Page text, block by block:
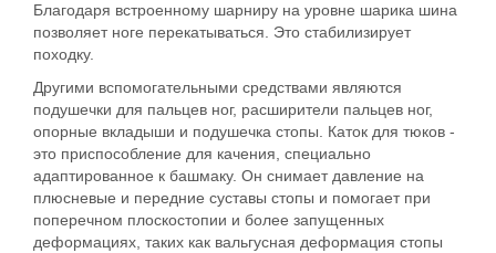
Благодаря встроенному шарниру на уровне шарика шина
позволяет ноге перекатываться. Это стабилизирует
походку.
Другими вспомогательными средствами являются
подушечки для пальцев ног, расширители пальцев ног,
опорные вкладыши и подушечка стопы. Каток для тюков -
это приспособление для качения, специально
адаптированное к башмаку. Он снимает давление на
плюсневые и передние суставы стопы и помогает при
поперечном плоскостопии и более запущенных
деформациях, таких как вальгусная деформация стопы